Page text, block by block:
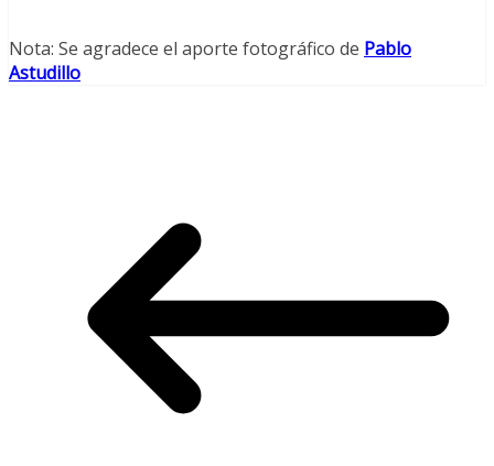
Nota: Se agradece el aporte fotográfico de Pablo
Astudillo